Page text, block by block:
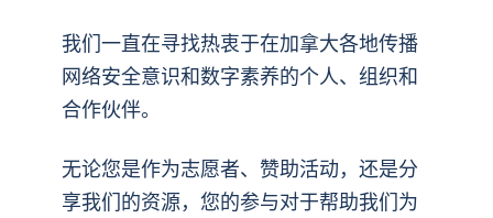
我们一直在寻找热衷于在加拿大各地传播
网络安全意识和数字素养的个人、组织和
合作伙伴。
无论您是作为志愿者、赞助活动，还是分
享我们的资源，您的参与对于帮助我们为